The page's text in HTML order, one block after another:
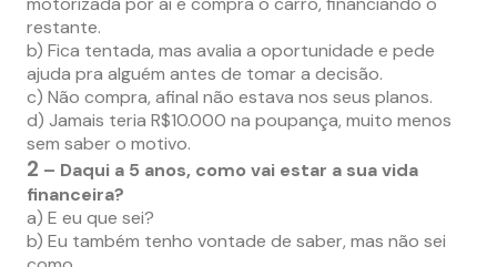
restante.
b) Fica tentada, mas avalia a oportunidade e pede
ajuda pra alguém antes de tomar a decisão.
c) Não compra, afinal não estava nos seus planos.
d) Jamais teria R$10.000 na poupança, muito menos
sem saber o motivo.
2 – Daqui a 5 anos, como vai estar a sua vida
financeira?
a) E eu que sei?
b) Eu também tenho vontade de saber, mas não sei